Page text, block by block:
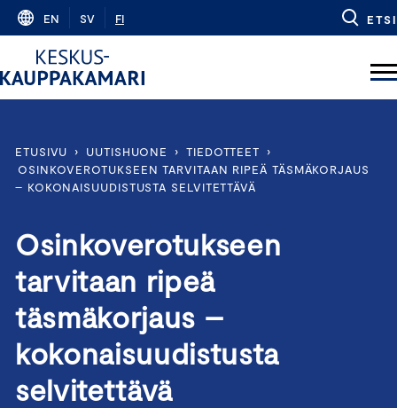
Skip
content
EN SV FI ETSI
ETUSIVU › UUTISHUONE › TIEDOTTEET
›
OSINKOVEROTUKSEEN TARVITAAN RIPEÄ TÄSMÄKORJAUS
– KOKONAISUUDISTUSTA SELVITETTÄVÄ
Osinkoverotukseen
tarvitaan ripeä
täsmäkorjaus –
kokonaisuudistusta
selvitettävä